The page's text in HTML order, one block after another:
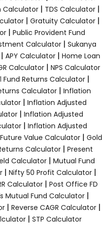
Calculator| TDS Calculator|
| Gratuity Calculator|
| Public Provident Fund
Calculator| Sukanya
APY Calculator| Home Loan
Calculator | NPS Calculator
Returns Calculator |
Calculator| Inflation
| Inflation Adjusted
| Inflation Adjusted
| Inflation Adjusted
Future Value Calculator | Gold
Calculator | Present
Calculator | Mutual Fund
| Nifty 50 Profit Calculator|
Calculator| Post Office FD
Mutual Fund Calculator|
| Reverse CAGR Calculator |
| STP Calculator